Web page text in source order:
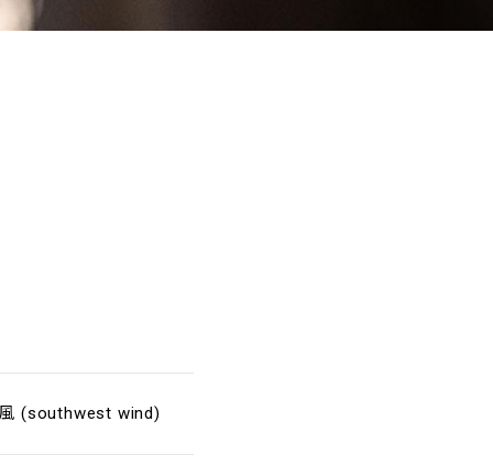
(southwest wind)